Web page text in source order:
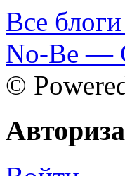
Все
No-Be —
©